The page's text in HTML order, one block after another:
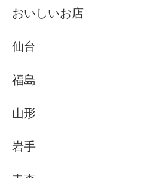
おいしいお店
仙台
福島
山形
岩手